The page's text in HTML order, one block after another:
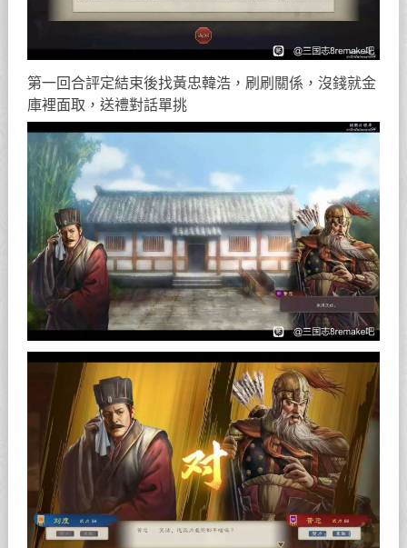
第一回合評定結束後找黃忠韓浩，刷刷關係，沒錢就金
庫裡面取，送禮對話單挑